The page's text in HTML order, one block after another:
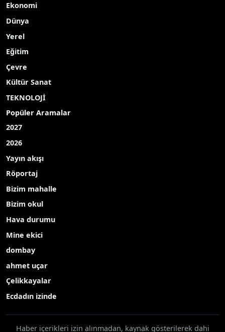
Ekonomi
Dünya
Yerel
Eğitim
Çevre
Kültür Sanat
TEKNOLOJİ
Popüler Aramalar
2027
2026
Yayın akışı
Röportaj
Bizim mahalle
Bizim okul
Hava durumu
Mine ekici
dombay
ahmet uçar
Çelikkayalar
Ecdadın izinde
Haber içerikleri izin alınmadan, kaynak gösterilerek dahi